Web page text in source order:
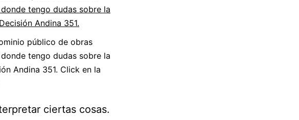
público de obras
tengo dudas sobre la
Andina 351. Click en la
ciertas cosas.